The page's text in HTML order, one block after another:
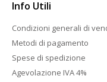
Info Utili
Condizioni generali di
Metodi di pagamento
Spese di spedizione
Agevolazione IVA 4%